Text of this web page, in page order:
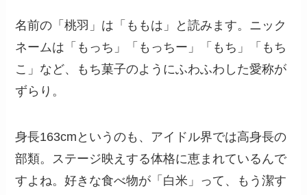
名前の「桃羽」は「ももは」と読みます。ニック
ネームは「もっち」「もっちー」「もち」「もち
こ」など、もち菓子のようにふわふわした愛称が
ずらり。
身長163cmというのも、アイドル界では高身長の
部類。ステージ映えする体格に恵まれているんで
すよね。好きな食べ物が「白米」って、もう潔す